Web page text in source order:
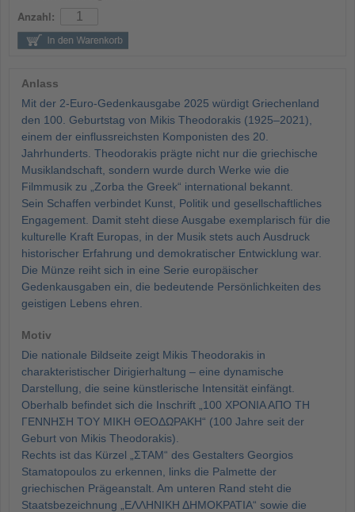
Anzahl:
Anlass
Mit der 2-Euro-Gedenkausgabe 2025 würdigt Griechenland
den 100. Geburtstag von Mikis Theodorakis (1925–2021),
einem der einflussreichsten Komponisten des 20.
Jahrhunderts. Theodorakis prägte nicht nur die griechische
Musiklandschaft, sondern wurde durch Werke wie die
Filmmusik zu „Zorba the Greek“ international bekannt.
Sein Schaffen verbindet Kunst, Politik und gesellschaftliches
Engagement. Damit steht diese Ausgabe exemplarisch für die
kulturelle Kraft Europas, in der Musik stets auch Ausdruck
historischer Erfahrung und demokratischer Entwicklung war.
Die Münze reiht sich in eine Serie europäischer
Gedenkausgaben ein, die bedeutende Persönlichkeiten des
geistigen Lebens ehren.
Motiv
Die nationale Bildseite zeigt Mikis Theodorakis in
charakteristischer Dirigierhaltung – eine dynamische
Darstellung, die seine künstlerische Intensität einfängt.
Oberhalb befindet sich die Inschrift „100 ΧΡΟΝΙΑ ΑΠΟ ΤΗ
ΓΕΝΝΗΣΗ ΤΟΥ ΜΙΚΗ ΘΕΟΔΩΡΑΚΗ“ (100 Jahre seit der
Geburt von Mikis Theodorakis).
Rechts ist das Kürzel „ΣΤΑΜ“ des Gestalters Georgios
Stamatopoulos zu erkennen, links die Palmette der
griechischen Prägeanstalt. Am unteren Rand steht die
Staatsbezeichnung „ΕΛΛΗΝΙΚΗ ΔΗΜΟΚΡΑΤΙΑ“ sowie die